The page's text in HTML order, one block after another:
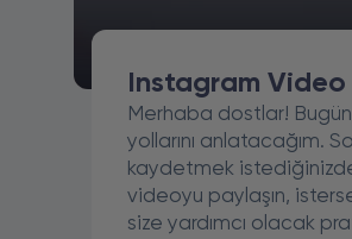
Instagram Video
Merhaba dostlar!
yollarını anlatacağım.
kaydetmek
videoyu paylaşın,
size yardımcı olacak